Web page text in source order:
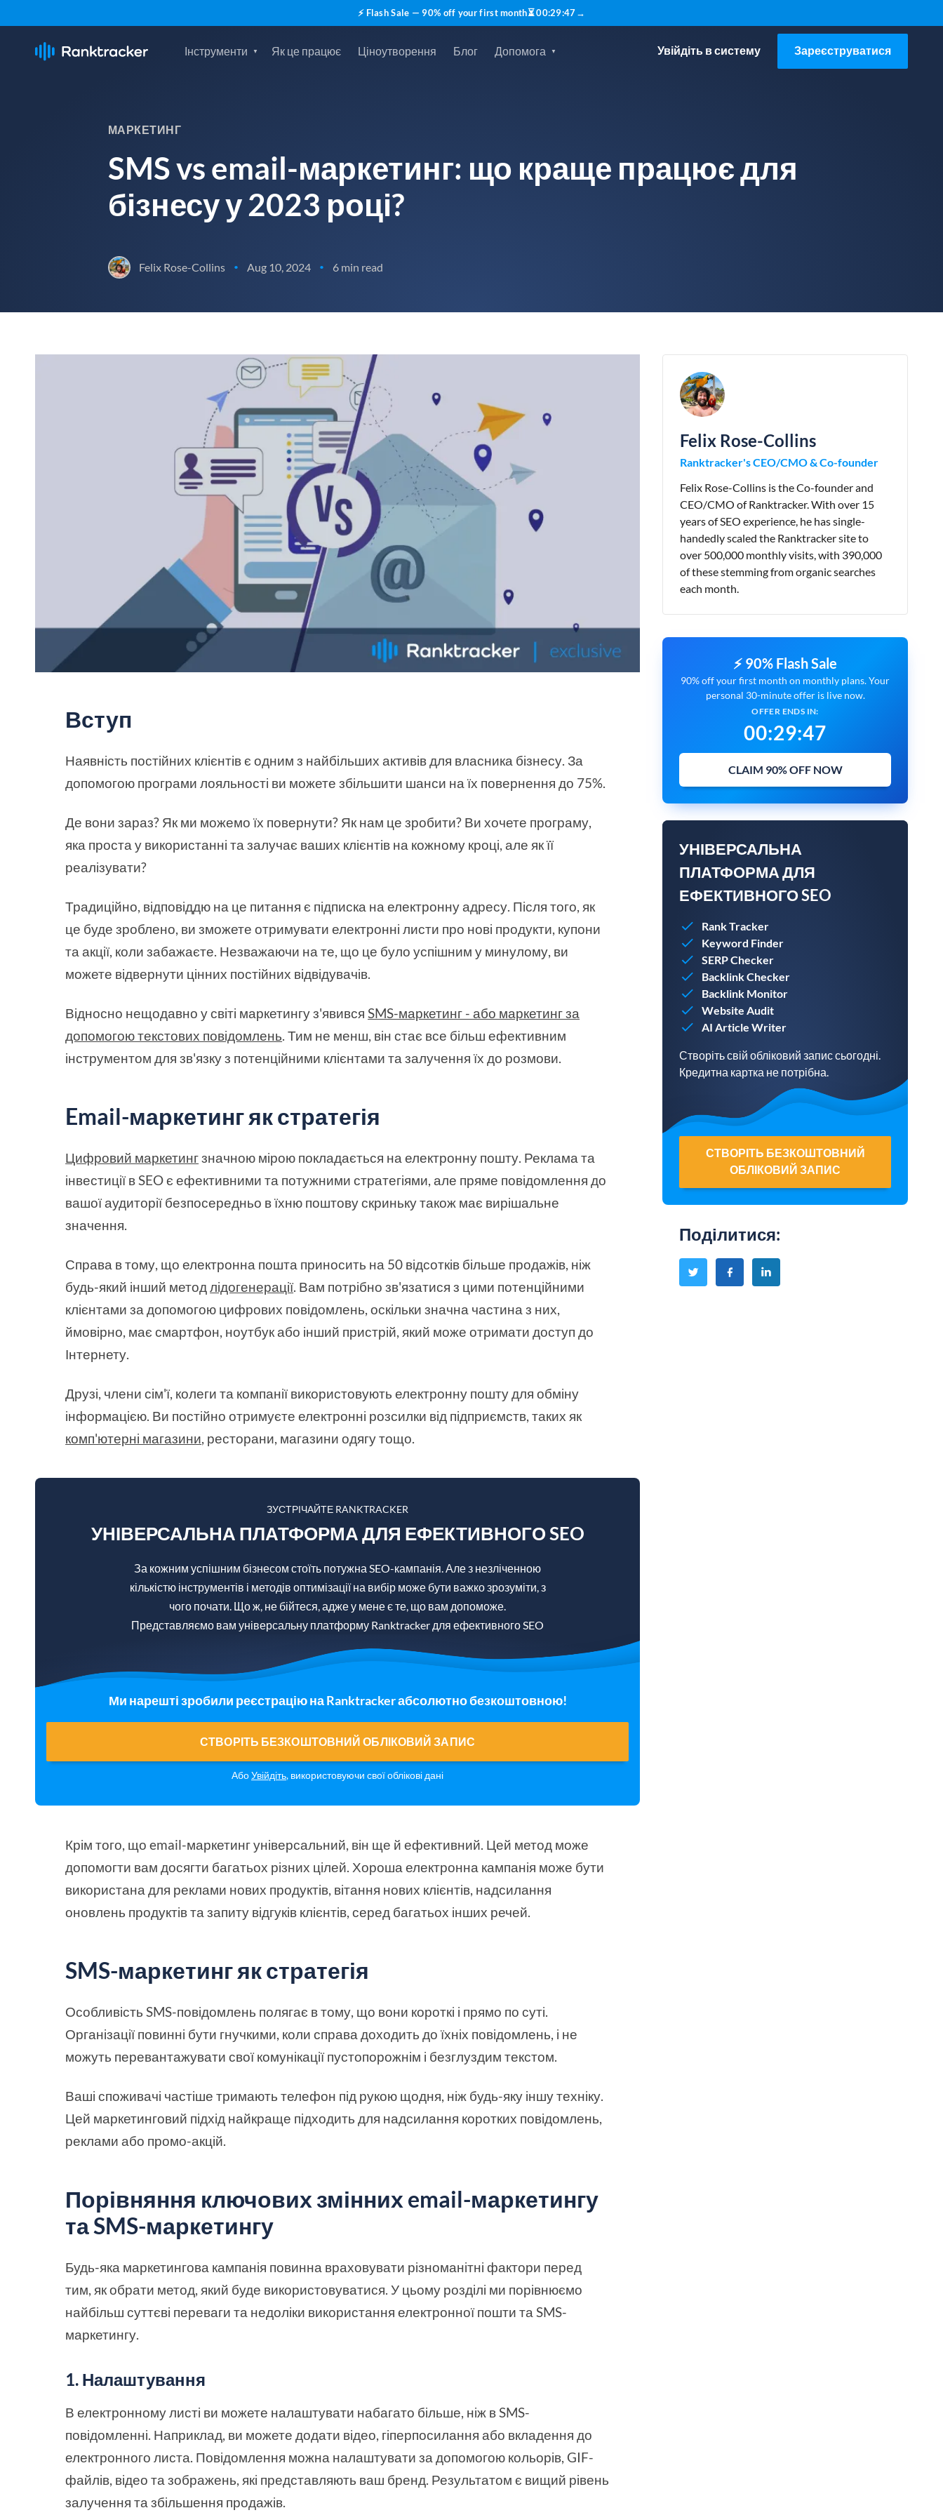
⚡ Flash Sale — 90% off your first month⏳00:29:46→
Інструменти Як це працює Ціноутворення Блог Допомога Увійдіть в систему Зареєструватися
МАРКЕТИНГ
SMS vs email-маркетинг: що краще працює для
бізнесу у 2023 році?
Felix Rose-Collins • Aug 10, 2024 • 6 min read
Вступ
Наявність постійних клієнтів є одним з найбільших активів для власника бізнесу. За
допомогою програми лояльності ви можете збільшити шанси на їх повернення до 75%.
Де вони зараз? Як ми можемо їх повернути? Як нам це зробити? Ви хочете програму,
яка проста у використанні та залучає ваших клієнтів на кожному кроці, але як її
реалізувати?
Традиційно, відповіддю на це питання є підписка на електронну адресу. Після того, як
це буде зроблено, ви зможете отримувати електронні листи про нові продукти, купони
та акції, коли забажаєте. Незважаючи на те, що це було успішним у минулому, ви
можете відвернути цінних постійних відвідувачів.
Відносно нещодавно у світі маркетингу з'явився SMS-маркетинг - або маркетинг за
допомогою текстових повідомлень . Тим не менш, він стає все більш ефективним
інструментом для зв'язку з потенційними клієнтами та залучення їх до розмови.
Email-маркетинг як стратегія
Цифровий маркетингзначною мірою покладається на електронну пошту. Реклама та
інвестиції в SEO є ефективними та потужними стратегіями, але пряме повідомлення до
вашої аудиторії безпосередньо в їхню поштову скриньку також має вирішальне
значення.
Справа в тому, що електронна пошта приносить на 50 відсотків більше продажів, ніж
будь-який інший метод лідогенерації . Вам потрібно зв'язатися з цими потенційними
клієнтами за допомогою цифрових повідомлень, оскільки значна частина з них,
ймовірно, має смартфон, ноутбук або інший пристрій, який може отримати доступ до
Інтернету.
Друзі, члени сім'ї, колеги та компанії використовують електронну пошту для обміну
інформацією. Ви постійно отримуєте електронні розсилки від підприємств, таких як
комп'ютерні магазини , ресторани, магазини одягу тощо.
ЗУСТРІЧАЙТЕ RANKTRACKER
УНІВЕРСАЛЬНА ПЛАТФОРМА ДЛЯ ЕФЕКТИВНОГО SEO
За кожним успішним бізнесом стоїть потужна SEO-кампанія. Але з незліченною
кількістю інструментів і методів оптимізації на вибір може бути важко зрозуміти, з
чого почати. Що ж, не бійтеся, адже у мене є те, що вам допоможе.
Представляємо вам універсальну платформу Ranktracker для ефективного SEO
Ми нарешті зробили реєстрацію на Ranktracker абсолютно безкоштовною!
СТВОРІТЬ БЕЗКОШТОВНИЙ ОБЛІКОВИЙ ЗАПИС
АбоУвійдіть, використовуючи свої облікові дані
Крім того, що email-маркетинг універсальний, він ще й ефективний. Цей метод може
допомогти вам досягти багатьох різних цілей. Хороша електронна кампанія може бути
використана для реклами нових продуктів, вітання нових клієнтів, надсилання
оновлень продуктів та запиту відгуків клієнтів, серед багатьох інших речей.
SMS-маркетинг як стратегія
Особливість SMS-повідомлень полягає в тому, що вони короткі і прямо по суті.
Організації повинні бути гнучкими, коли справа доходить до їхніх повідомлень, і не
можуть перевантажувати свої комунікації пустопорожнім і безглуздим текстом.
Ваші споживачі частіше тримають телефон під рукою щодня, ніж будь-яку іншу техніку.
Цей маркетинговий підхід найкраще підходить для надсилання коротких повідомлень,
реклами або промо-акцій.
Порівняння ключових змінних email-маркетингу
та SMS-маркетингу
Будь-яка маркетингова кампанія повинна враховувати різноманітні фактори перед
тим, як обрати метод, який буде використовуватися. У цьому розділі ми порівнюємо
найбільш суттєві переваги та недоліки використання електронної пошти та SMS-
маркетингу.
1. Налаштування
В електронному листі ви можете налаштувати набагато більше, ніж в SMS-
повідомленні. Наприклад, ви можете додати відео, гіперпосилання або вкладення до
електронного листа. Повідомлення можна налаштувати за допомогою кольорів, GIF-
файлів, відео та зображень, які представляють ваш бренд. Результатом є вищий рівень
залучення та збільшення продажів.
Felix Rose-Collins
Ranktracker's CEO/CMO & Co-founder
Felix Rose-Collins is the Co-founder and
CEO/CMO of Ranktracker. With over 15
years of SEO experience, he has single-
handedly scaled the Ranktracker site to
over 500,000 monthly visits, with 390,000
of these stemming from organic searches
each month.
⚡ 90% Flash Sale
90% off your first month on monthly plans. Your
personal 30-minute offer is live now.
OFFER ENDS IN:
00:29:46
CLAIM 90% OFF NOW
УНІВЕРСАЛЬНА
ПЛАТФОРМА ДЛЯ
ЕФЕКТИВНОГО SEO
Rank Tracker
Keyword Finder
SERP Checker
Backlink Checker
Backlink Monitor
Website Audit
AI Article Writer
Створіть свій обліковий запис сьогодні.
Кредитна картка не потрібна.
СТВОРІТЬ БЕЗКОШТОВНИЙ
ОБЛІКОВИЙ ЗАПИС
Поділитися: